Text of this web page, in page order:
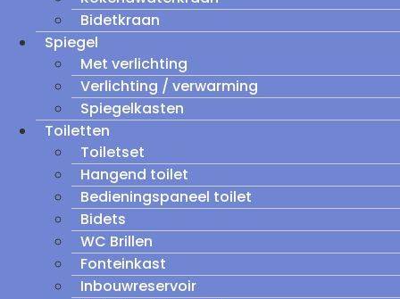
Bidetkraan
Spiegel
Met verlichting
Verlichting / verwarming
Spiegelkasten
Toiletten
Toiletset
Hangend toilet
Bedieningspaneel toilet
Bidets
WC Brillen
Fonteinkast
Inbouwreservoir